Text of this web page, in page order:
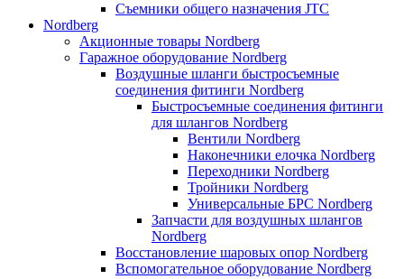
Съемники общего назначения JTC
Nordberg
Акционные товары Nordberg
Гаражное оборудование Nordberg
Воздушные шланги быстросъемные
соединения фитинги Nordberg
Быстросъемные соединения фитинги
для шлангов Nordberg
Вентили Nordberg
Наконечники елочка Nordberg
Переходники Nordberg
Тройники Nordberg
Универсальные БРС Nordberg
Запчасти для воздушных шлангов
Nordberg
Восстановление шаровых опор Nordberg
Вспомогательное оборудование Nordberg